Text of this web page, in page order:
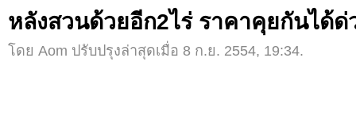
หลังสวนด้วยอีก2ไร่ ราคาคุยกันได้ด่
โดย Aom ปรับปรุงล่าสุดเมื่อ 8 ก.ย. 2554, 19:34.